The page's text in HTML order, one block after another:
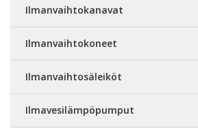
Ilmanvaihtokanavat
Ilmanvaihtokoneet
Ilmanvaihtosäleiköt
Ilmavesilämpöpumput